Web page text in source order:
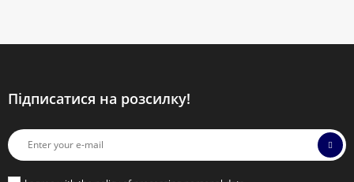
Підписатися на розсилку!